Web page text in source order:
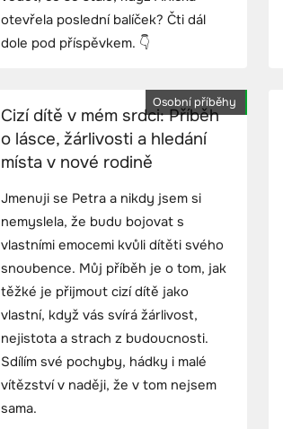
otevřela poslední balíček? Čti dál
dole pod příspěvkem. 👇
Osobní příběhy
Cizí dítě v mém srdci: Příběh
o lásce, žárlivosti a hledání
místa v nové rodině
Jmenuji se Petra a nikdy jsem si
nemyslela, že budu bojovat s
vlastními emocemi kvůli dítěti svého
snoubence. Můj příběh je o tom, jak
těžké je přijmout cizí dítě jako
vlastní, když vás svírá žárlivost,
nejistota a strach z budoucnosti.
Sdílím své pochyby, hádky i malé
vítězství v naději, že v tom nejsem
sama.